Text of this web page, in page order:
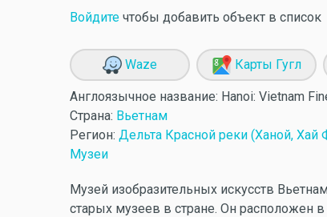
Войдите чтобы добавить объект в список
Waze Карты Гугл
Англоязычное название: Hanoi: Vietnam
Страна: Вьетнам
Регион: Дельта Красной реки (Ханой, Хай
Музеи
Музей изобразительных искусств
старых музеев в стране. Он расположен